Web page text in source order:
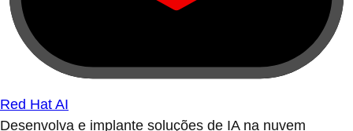
Red Hat AI
Desenvolva e implante soluções de IA na nuvem